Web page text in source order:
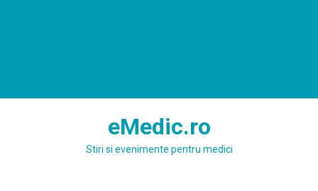
eMedic.ro
Stiri si evenimente pentru medici